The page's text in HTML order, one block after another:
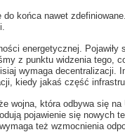
końca nawet
energetycznej. Pojawiły
z punktu widzenia tego,
wymaga decentralizacji.
kiedy jakaś część
wojna, która odbywa się
pojawienie się nowych
też wzmocnienia